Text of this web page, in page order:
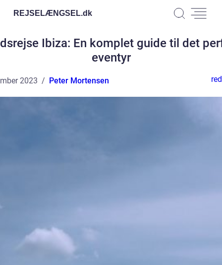
REJSELÆNGSEL.dk
Ibiza: En komplet guide til det
eventyr
2023 Peter Mortensen